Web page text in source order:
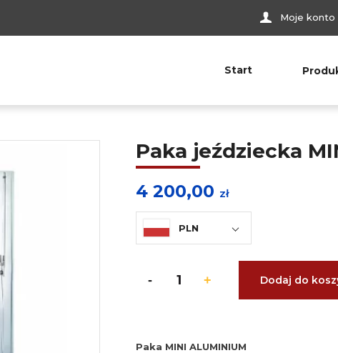
Moje konto
Start
Paka jeździecka
4 200,00 zł
PLN
Dodaj do
Paka MINI ALUMINIUM